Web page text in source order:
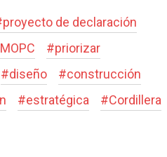
proyecto de declaración
MOPC #priorizar
#diseño #construcción
#estratégica #Cordillera